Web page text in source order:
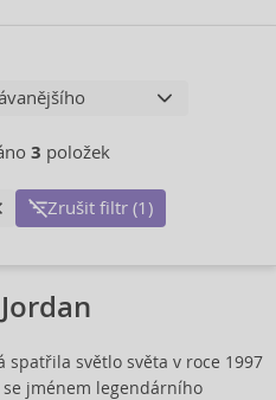
3 položek
Zrušit filtr (1)
spatřila světlo světa v roce 1997
se jménem legendárního